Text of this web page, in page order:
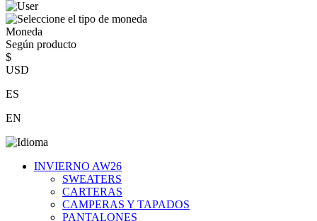
Moneda
Según producto
$
USD
ES
EN
INVIERNO AW26
SWEATERS
CARTERAS
CAMPERAS Y TAPADOS
PANTALONES